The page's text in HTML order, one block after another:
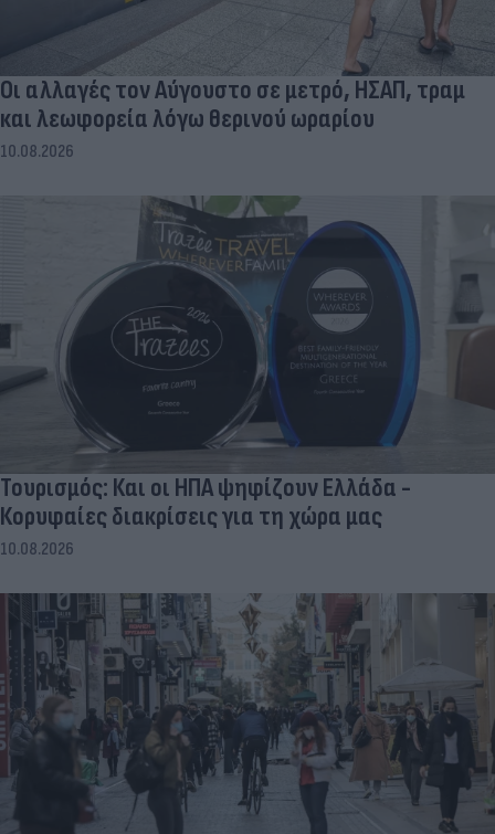
Οι αλλαγές τον Αύγουστο σε μετρό, ΗΣΑΠ, τραμ
και λεωφορεία λόγω θερινού ωραρίου
10.08.2026
Τουρισμός: Και οι ΗΠΑ ψηφίζουν Ελλάδα -
Κορυφαίες διακρίσεις για τη χώρα μας
10.08.2026